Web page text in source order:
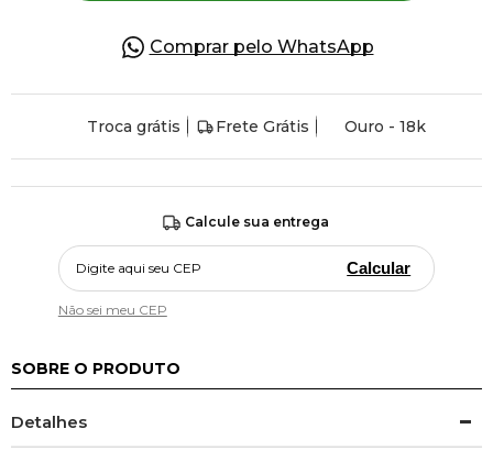
Comprar pelo WhatsApp
Troca grátis Frete Grátis Ouro - 18k
Calcule sua entrega
Calcular
Não sei meu CEP
SOBRE O PRODUTO
Detalhes
OFERTAS